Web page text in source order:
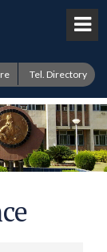
Tel. Directory